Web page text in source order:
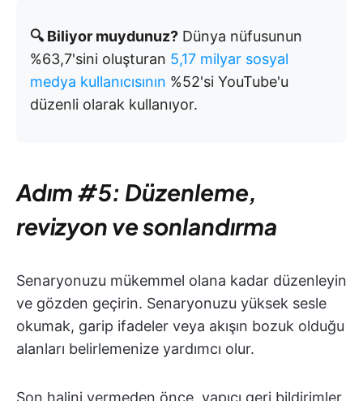
🔍 Biliyor muydunuz? Dünya nüfusunun
%63,7'sini oluşturan 5,17 milyar sosyal
medya kullanıcısının %52'si YouTube'u
düzenli olarak kullanıyor.
Adım #5: Düzenleme,
revizyon ve sonlandırma
Senaryonuzu mükemmel olana kadar düzenleyin
ve gözden geçirin. Senaryonuzu yüksek sesle
okumak, garip ifadeler veya akışın bozuk olduğu
alanları belirlemenize yardımcı olur.
Son halini vermeden önce, yapıcı geri bildirimler